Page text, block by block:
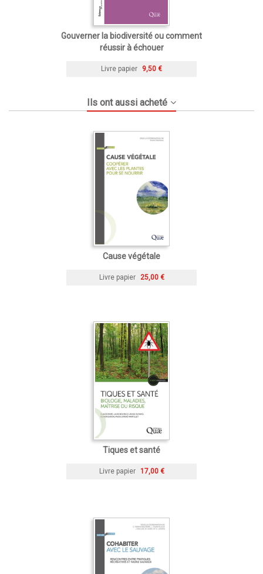
Gouverner la biodiversité ou comment
réussir à échouer
Livre papier 9,50 €
Ils ont aussi acheté
Cause végétale
Livre papier 25,00 €
Tiques et santé
Livre papier 17,00 €